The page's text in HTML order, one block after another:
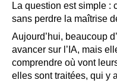
La question est simple :
sans perdre la maîtrise
Aujourd’hui, beaucoup
avancer sur l’IA, mais
comprendre où vont
elles sont traitées, qui y